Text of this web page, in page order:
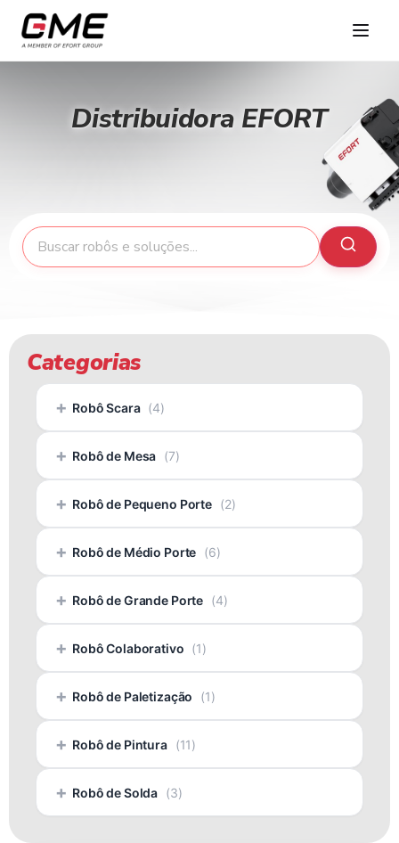
Distribuidora EFORT
Categorias
+ Robô Scara (4)
+ Robô de Mesa (7)
+ Robô de Pequeno Porte (2)
+ Robô de Médio Porte (6)
+ Robô de Grande Porte (4)
+ Robô Colaborativo (1)
+ Robô de Paletização (1)
+ Robô de Pintura (11)
+ Robô de Solda (3)